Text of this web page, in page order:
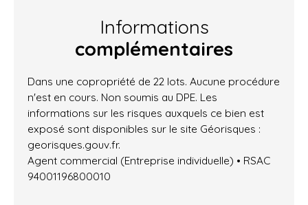
Informations
complémentaires
Dans une copropriété de 22 lots. Aucune procédure
n'est en cours. Non soumis au DPE. Les
informations sur les risques auxquels ce bien est
exposé sont disponibles sur le site Géorisques :
georisques.gouv.fr.
Agent commercial (Entreprise individuelle) • RSAC
94001196800010